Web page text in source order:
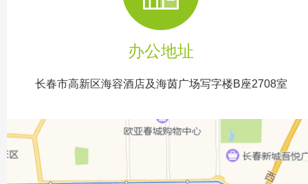
办公地址
长春市高新区海容酒店及海茵广场写字楼B座2708室